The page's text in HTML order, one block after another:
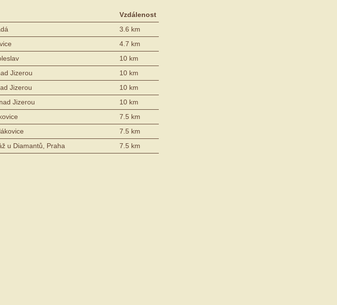
Vzdálenost
3.6 km
4.7 km
10 km
Jizerou
10 km
Jizerou
10 km
Jizerou
10 km
7.5 km
7.5 km
u Diamantů, Praha 7.5 km